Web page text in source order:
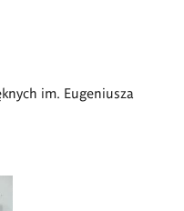
im. Eugeniusza